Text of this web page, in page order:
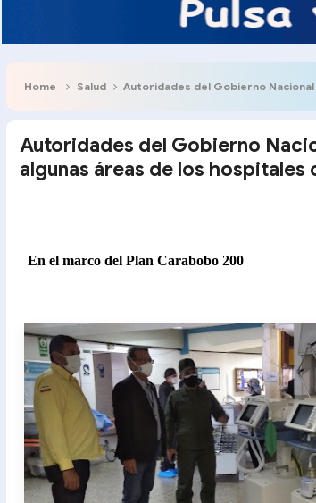
Home Salud Autoridades del Gobierno Nacional
Autoridades del Gobierno
algunas áreas de los
En el marco del Plan Carabobo 200